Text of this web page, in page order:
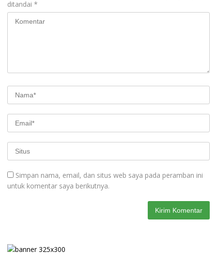
ditandai *
Simpan nama, email, dan situs web saya pada peramban ini
untuk komentar saya berikutnya.